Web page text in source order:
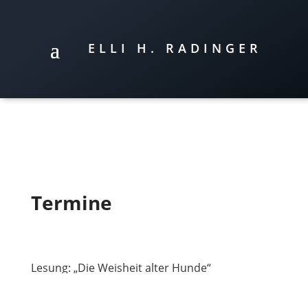
ELLI H. RADINGER
Termine
Lesung: „Die Weisheit alter Hunde“